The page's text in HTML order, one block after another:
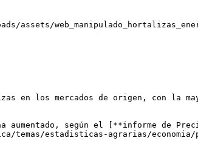
en los mercados de origen, con la
según el [**informe de
temas/estadisticas-agrarias/